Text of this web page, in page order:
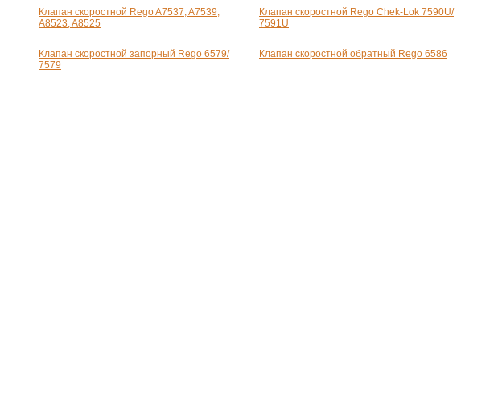
Клапан скоростной Rego A7537, A7539,
A8523, A8525
Клапан скоростной Rego Chek-Lok 7590U/
7591U
Клапан скоростной запорный Rego 6579/
7579
Клапан скоростной обратный Rego 6586